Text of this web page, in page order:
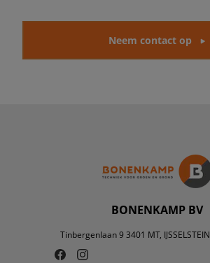
Neem contact op
BONENKAMP BV
Tinbergenlaan 9 3401 MT,